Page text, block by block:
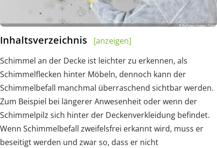
Inhaltsverzeichnis
[anzeigen]
Schimmel an der Decke ist leichter zu erkennen, als
Schimmelflecken hinter Möbeln, dennoch kann der
Schimmelbefall manchmal überraschend sichtbar werden.
Zum Beispiel bei längerer Anwesenheit oder wenn der
Schimmelpilz sich hinter der Deckenverkleidung befindet.
Wenn Schimmelbefall zweifelsfrei erkannt wird, muss er
beseitigt werden und zwar so, dass er nicht